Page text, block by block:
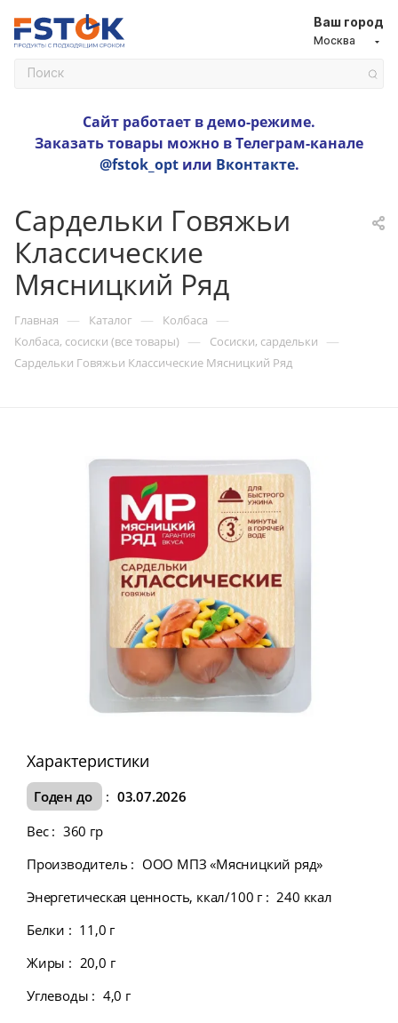
Ваш город
Москва
Сайт работает в демо-режиме.
Заказать товары можно в Телеграм-канале
@fstok_optили Вконтакте.
Сардельки Говяжьи
Классические
Мясницкий Ряд
Главная — Каталог — Колбаса —
Колбаса, сосиски (все товары) — Сосиски, сардельки —
Сардельки Говяжьи Классические Мясницкий Ряд
Характеристики
Годен до : 03.07.2026
Вес : 360 гр
Производитель : ООО МПЗ «Мясницкий ряд»
Энергетическая ценность, ккал/100 г : 240 ккал
Белки : 11,0 г
Жиры : 20,0 г
Углеводы : 4,0 г